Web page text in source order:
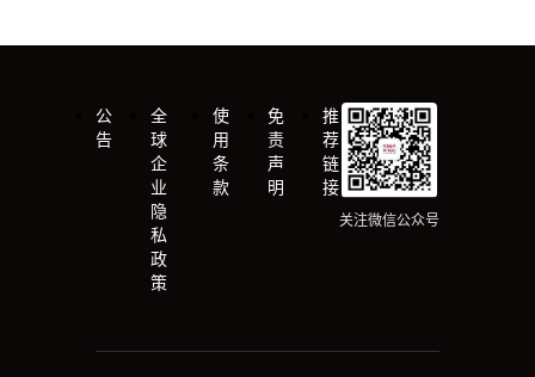
公
告
全
球
企
业
隐
私
政
策
使
用
条
款
免
责
声
明
推
荐
链
接
关注微信公众号